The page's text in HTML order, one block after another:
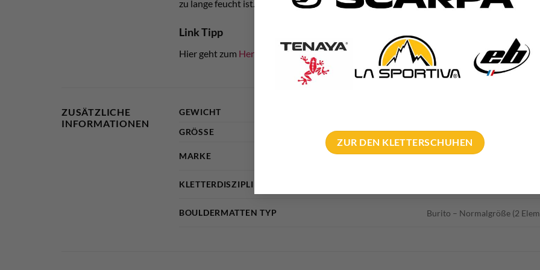
ZUR DEN KLETTERSCHUHEN
zu lange feucht ist.
Link Tipp
Hier geht zum Hersteller
ZUSÄTZLICHE
INFORMATIONEN
GEWICHT
GRÖSSE
100 × 60 × 20 cm
MARKE Mammut
KLETTERDISZIPLIN
BOULDERMATTEN TYP Burito – Normalgröße (2